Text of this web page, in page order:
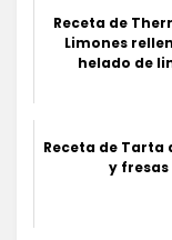
Receta de
Limones
helado de
Receta de Tarta
y fresas